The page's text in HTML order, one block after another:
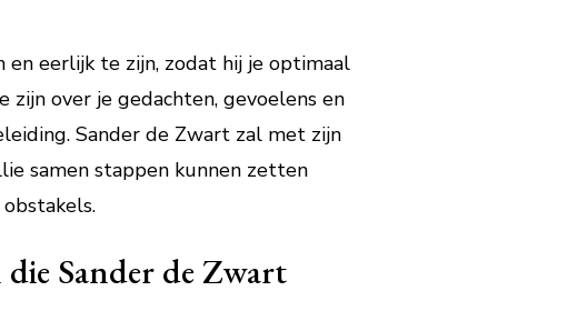
en eerlijk te zijn, zodat hij je optimaal
over je gedachten, gevoelens en
Sander de Zwart zal met zijn
samen stappen kunnen zetten
Sander de Zwart